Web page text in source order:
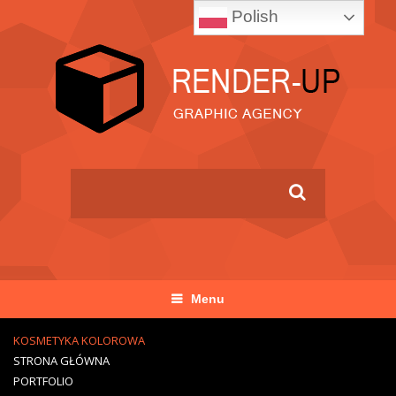
Menu
KOSMETYKA KOLOROWA
STRONA GŁÓWNA
PORTFOLIO
Polish